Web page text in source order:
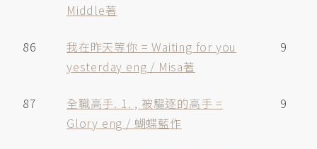
Middle著
86
我在昨天等你 = Waiting for you
yesterday eng / Misa著
9
87
全職高手. 1. , 被驅逐的高手 =
Glory eng / 蝴蝶藍作
9